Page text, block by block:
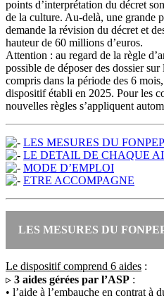
points d’interprétation du décret
de la culture. Au-delà, une grande
demande la révision du décret et
hauteur de 60 millions d’euros.
Attention : au regard de la règle
possible de déposer des dossier
compris dans la période des 6
dispositif établi en 2025. Pour les
nouvelles règles s’appliquent
LES MESURES DU
LE DETAIL DE CHAQUE
MODE D’EMPLOI
ETRE ACCOMPAGNE
LES MESURES DU
Le dispositif comprend 6 aides :
▹ 3 aides gérées par l’ASP :
• l’aide à l’embauche en contrat à